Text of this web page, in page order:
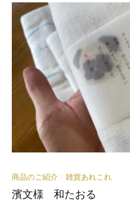
商品のご紹介 / 雑貨あれこれ
濱文様 和たおる